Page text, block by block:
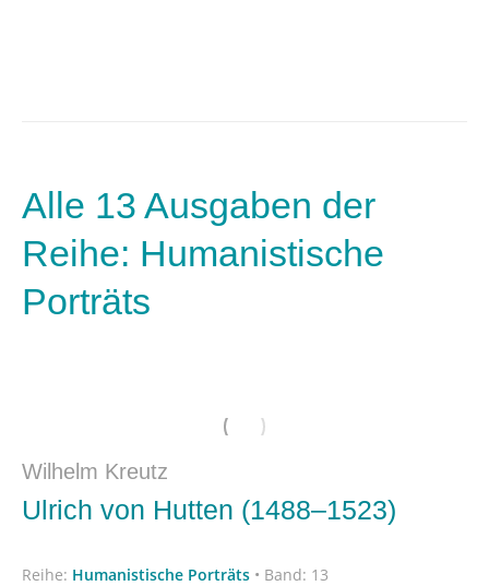
Alle 13 Ausgaben der
Reihe: Humanistische
Porträts
Wilhelm Kreutz
Ulrich von Hutten (1488–1523)
Reihe: Humanistische Porträts • Band: 13